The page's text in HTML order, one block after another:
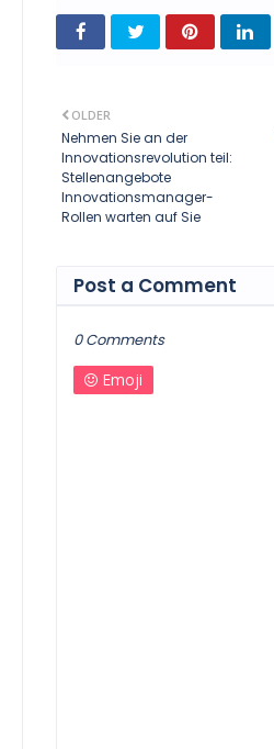
OLDER
Nehmen Sie an der
Innovationsrevolution teil:
Stellenangebote
Innovationsmanager-
Rollen warten auf Sie
Post a Comment
0 Comments
Emoji